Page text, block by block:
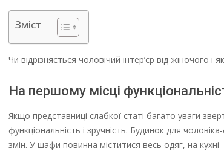
Зміст
Чи відрізняється чоловічий інтер’єр від жіночого
На першому місці
Якщо представниці слабкої статі багато уваги
функціональність і зручність. Будинок для
змін. У шафи повинна міститися весь одяг, на